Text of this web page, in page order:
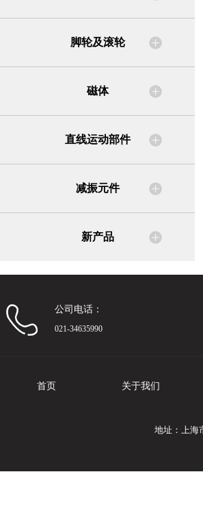
脚轮及滚轮
磁体
直线运动部件
减振元件
新产品
公司电话：
021-34635990
首页 关于我们
地址：上海